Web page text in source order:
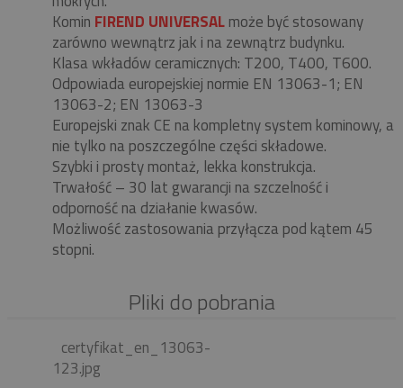
Komin FIREND UNIVERSALmoże być stosowany
zarówno wewnątrz jak i na zewnątrz budynku.
Klasa wkładów ceramicznych: T200, T400, T600.
Odpowiada europejskiej normie EN 13063-1; EN
13063-2; EN 13063-3
Europejski znak CE na kompletny system kominowy, a
nie tylko na poszczególne części składowe.
Szybki i prosty montaż, lekka konstrukcja.
Trwałość – 30 lat gwarancji na szczelność i
odporność na działanie kwasów.
Możliwość zastosowania przyłącza pod kątem 45
stopni.
Pliki do pobrania
certyfikat_en_13063-
123.jpg